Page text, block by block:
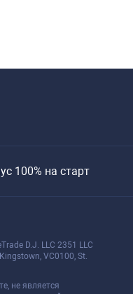
100% на старт
D.J. LLC 2351 LLC
VC0100, St.
не является